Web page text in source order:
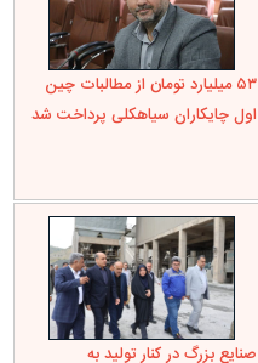
۵۳ میلیارد تومان از مطالبات چین
اول چایکاران سیاهکلی پرداخت شد
صنایع بزرگ در کنار تولید به